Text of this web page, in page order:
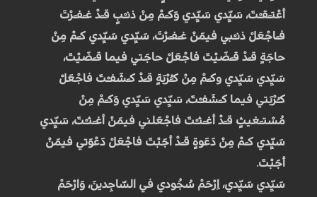
أعْتـَقـْتَ، سَيِّدي سَيِّدي وَكـَمْ مِنْ ذنـْبٍ قـَدْ غـَفـَرْتَ
فـَاجْعَلْ ذنـْبي فيمَنْ غـَفـَرْتَ، سَيِّدي سَيِّدي كـَمْ مِنْ
حاجَةٍ قـَدْ قـَضَيْتَ فاجْعَلْ حاجَتي فيما قـَضَيْتَ،
سَيِّدي سَيِّدي وكـَمْ مِنْ كـَُرْبَةٍ قـَدْ كـَشَفـْتَ فاجْعَلْ
كـُرْبَتي فيما كـَشَفـْتَ، سَيِّدي سَيِّدي وَكـَمْ مِنْ
مُسْتـَغيثٍ قـَدْ أغـَثـْتَ فاجْعَلني فيمَنْ أغـَثـْتَ، سَيِّدي
سَيِّدي كـَمْ مِنْ دَعَوةٍ قـَدْ أجَبْتَ فاجْعَلْ دَعْوَتي فيمَنْ
أجَبْتَ.
سَيِّدي سَيِّدي، اِرْحَمْ سُجُودي في السّاجِدينَ، وَارْحَمْ